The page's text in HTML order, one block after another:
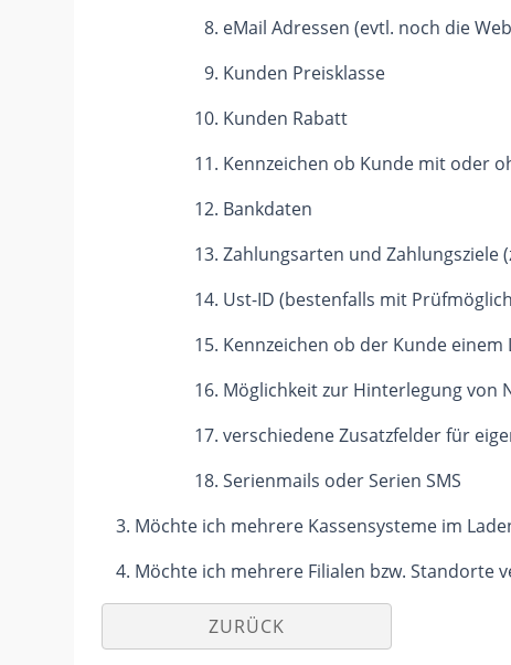
eMail Adressen (evtl. noch die
Kunden Preisklasse
Kunden Rabatt
Kennzeichen ob Kunde mit oder
Bankdaten
Zahlungsarten und Zahlungsziele
Ust-ID (bestenfalls mit
Kennzeichen ob der Kunde
Möglichkeit zur Hinterlegung von
verschiedene Zusatzfelder für
Serienmails oder Serien SMS
Möchte ich mehrere Kassensysteme im
Möchte ich mehrere Filialen bzw. Standorte
ZURÜCK